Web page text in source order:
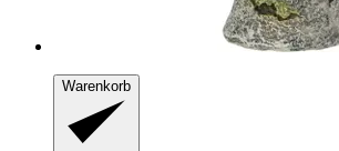
Warenkorb